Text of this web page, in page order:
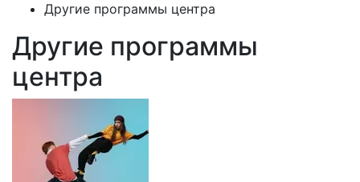
Другие программы центра
Другие программы
центра